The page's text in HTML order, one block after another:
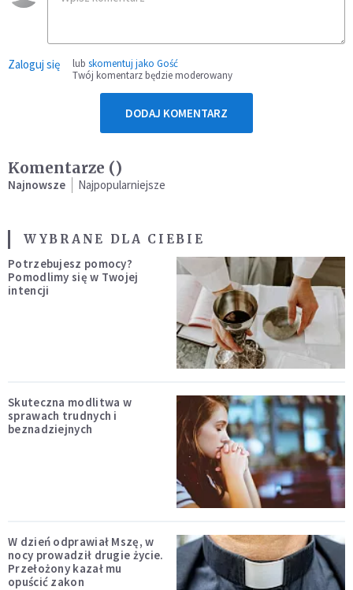
Zaloguj się lub skomentuj jako Gość
Twój komentarz będzie moderowany
DODAJ KOMENTARZ
Komentarze ()
Najnowsze Najpopularniejsze
WYBRANE DLA CIEBIE
Potrzebujesz pomocy?
Pomodlimy się w Twojej
intencji
Skuteczna modlitwa w
sprawach trudnych i
beznadziejnych
W dzień odprawiał Mszę, w
nocy prowadził drugie życie.
Przełożony kazał mu
opuścić zakon